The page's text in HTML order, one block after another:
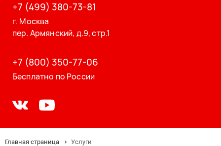
+7 (499) 380-73-81
г. Москва
пер. Армянский, д.9, стр.1
+7 (800) 350-77-06
Бесплатно по России
Главная страница Услуги